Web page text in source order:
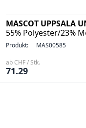
MASCOT UPPSALA
55% Polyester/23%
Produkt: MAS00585
ab CHF / Stk.
71.29